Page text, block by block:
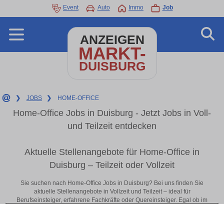
Event Auto Immo Job
ANZEIGEN
MARKT-
DUISBURG
❯ JOBS ❯ HOME-OFFICE
Home-Office Jobs in Duisburg - Jetzt Jobs in Voll-
und Teilzeit entdecken
Aktuelle Stellenangebote für Home-Office in
Duisburg – Teilzeit oder Vollzeit
Sie suchen nach Home-Office Jobs in Duisburg? Bei uns finden Sie
aktuelle Stellenangebote in Vollzeit und Teilzeit – ideal für
Berufseinsteiger, erfahrene Fachkräfte oder Quereinsteiger. Egal ob im